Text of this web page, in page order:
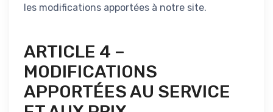
les modifications apportées à notre site.
ARTICLE 4 –
MODIFICATIONS
APPORTÉES AU SERVICE